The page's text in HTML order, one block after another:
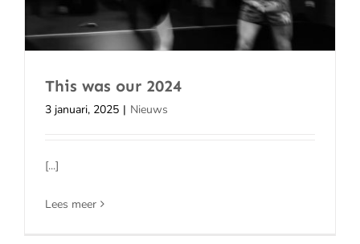
This was our 2024
3 januari, 2025 | Nieuws
[...]
Lees meer